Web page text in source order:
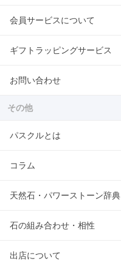
会員サービスについて
ギフトラッピングサービス
お問い合わせ
その他
パスクルとは
コラム
天然石・パワーストーン辞典
石の組み合わせ・相性
出店について